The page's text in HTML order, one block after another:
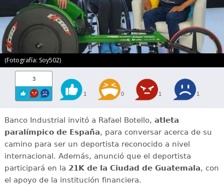
(Fotografía: Soy502)
3
1 0 1 1
Banco Industrial invitó a Rafael Botello, atleta
paralímpico de España, para conversar acerca de su
camino para ser un deportista reconocido a nivel
internacional. Además, anunció que el deportista
participará en la 21K de la Ciudad de Guatemala, con
el apoyo de la institución financiera.